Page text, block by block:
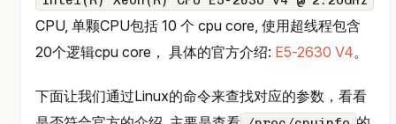
CPU, 单颗CPU包括 10 个 cpu core, 使用超线程包含
20个逻辑cpu core， 具体的官方介绍: E5-2630 V4。
下面让我们通过Linux的命令来查找对应的参数，看看